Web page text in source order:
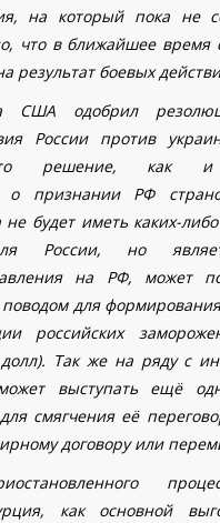
, на который пока не
что в ближайшее время
результат боевых
США одобрил
России против
решение, как и
о признании РФ
не будет иметь каких-
России, но
на РФ, может
для
российских
Так же на ряду с
выступать ещё
смягчения её
договору или
как основной